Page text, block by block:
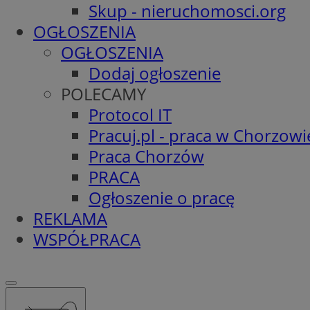
Skup - nieruchomosci.org
OGŁOSZENIA
OGŁOSZENIA
Dodaj ogłoszenie
POLECAMY
Protocol IT
Pracuj.pl - praca w
Praca Chorzów
PRACA
Ogłoszenie o pracę
REKLAMA
WSPÓŁPRACA